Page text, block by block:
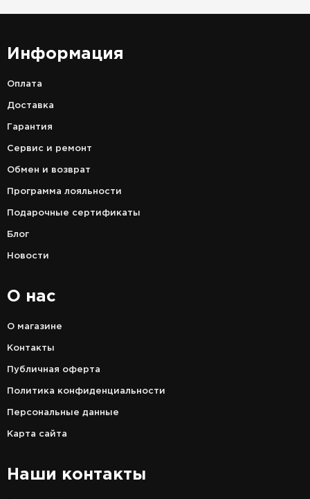
Информация
Оплата
Доставка
Гарантия
Сервис и ремонт
Обмен и возврат
Программа лояльности
Подарочные сертификаты
Блог
Новости
О нас
О магазине
Контакты
Публичная оферта
Политика конфиденциальности
Персональные данные
Карта сайта
Наши контакты